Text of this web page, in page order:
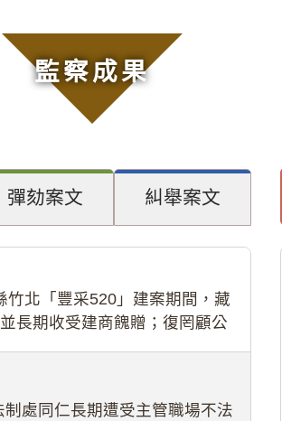
監察成果
彈劾案文 糾舉案文
北「豐采520」建案期間，藏
長期收受建商餽贈；復罔顧公
處同仁長期遭受主管職場不法